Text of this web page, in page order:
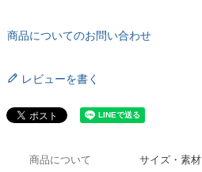
商品についてのお問い合わせ
レビューを書く
商品について サイズ・素材